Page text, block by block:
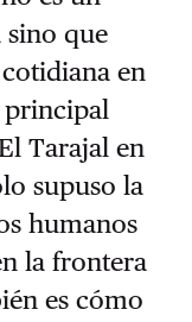
sino que
en
principal
Tarajal en
supuso la
humanos
la frontera
es cómo